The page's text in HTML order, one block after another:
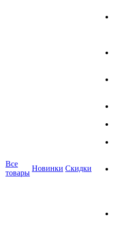
Все
товары
Новинки Скидки